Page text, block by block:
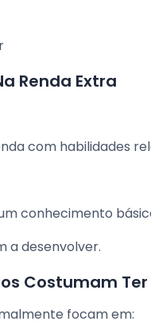
Renda Extra
com habilidades
conhecimento
a desenvolver.
Costumam
focam em: